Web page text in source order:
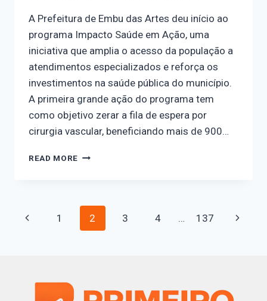
A Prefeitura de Embu das Artes deu início ao
programa Impacto Saúde em Ação, uma
iniciativa que amplia o acesso da população a
atendimentos especializados e reforça os
investimentos na saúde pública do município.
A primeira grande ação do programa tem
como objetivo zerar a fila de espera por
cirurgia vascular, beneficiando mais de 900…
READ MORE
1 2 3 4 … 137